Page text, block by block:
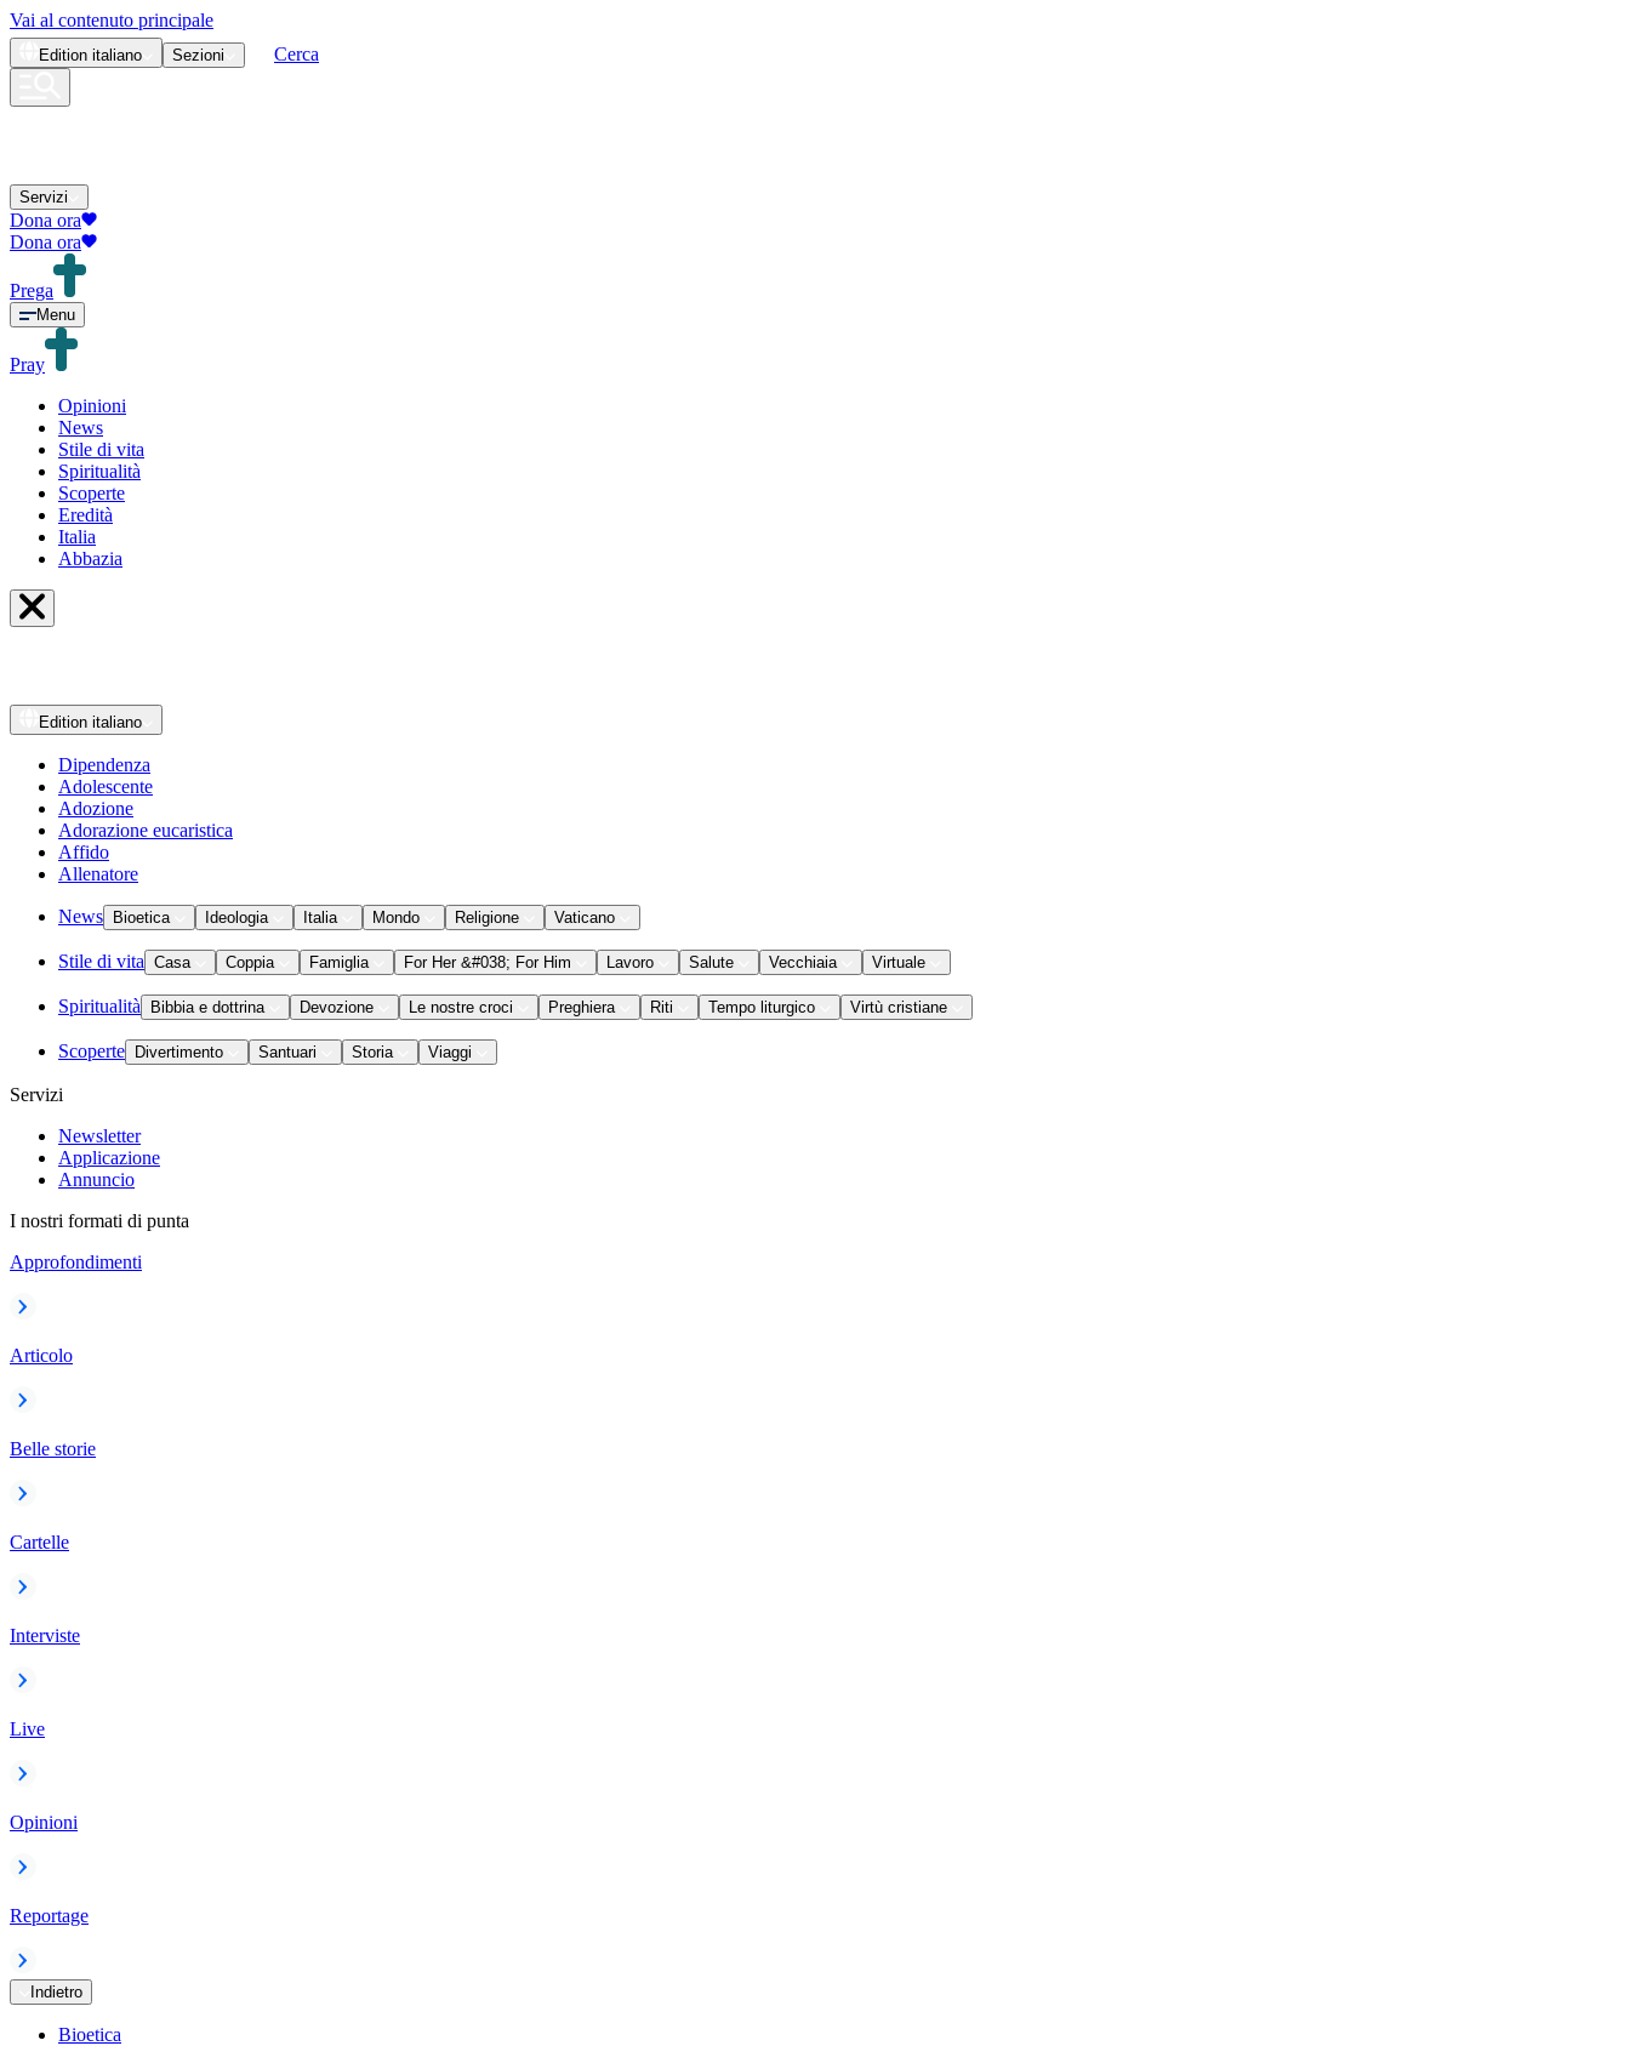
Vai al contenuto principale
Edition italiano Sezioni Cerca
Servizi
Dona ora
Dona ora
Prega
Menu
Pray
Opinioni
News
Stile di vita
Spiritualità
Scoperte
Eredità
Italia
Abbazia
Edition italiano
Dipendenza
Adolescente
Adozione
Adorazione eucaristica
Affido
Allenatore
News Bioetica Ideologia Italia Mondo Religione Vaticano
Stile di vita Casa Coppia Famiglia For Her &#038; For Him Lavoro Salute Vecchiaia Virtuale
Spiritualità Bibbia e dottrina Devozione Le nostre croci Preghiera Riti Tempo liturgico Virtù cristiane
Scoperte Divertimento Santuari Storia Viaggi
Servizi
Newsletter
Applicazione
Annuncio
I nostri formati di punta
Approfondimenti
Articolo
Belle storie
Cartelle
Interviste
Live
Opinioni
Reportage
Indietro
Bioetica